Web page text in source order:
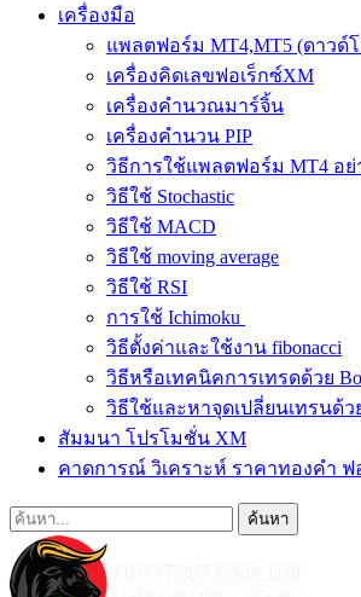
เครื่องมือ
แพลตฟอร์ม MT4,MT5 (ดาวด์
เครื่องคิดเลขฟอเร็กซ์XM
เครื่องคำนวณมาร์จิ้น
เครื่องคำนวน PIP
วิธีการใช้แพลตฟอร์ม MT4 อย่
วิธีใช้ Stochastic
วิธีใช้ MACD
วิธีใช้ moving average
วิธีใช้ RSI
การใช้ Ichimoku
วิธีตั้งค่าและใช้งาน fibonacci
วิธีหรือเทคนิคการเทรดด้วย
วิธีใช้และหาจุดเปลี่ยนเทรนด้วย
สัมมนา โปรโมชั่น XM
คาดการณ์ วิเคราะห์ ราคาทองคำ ฟ